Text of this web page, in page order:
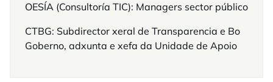
OESÍA (Consultoría TIC): Managers sector público
CTBG: Subdirector xeral de Transparencia e Bo
Goberno, adxunta e xefa da Unidade de Apoio